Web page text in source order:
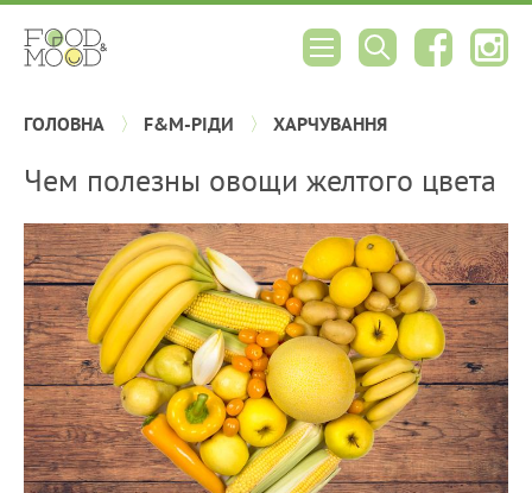
ГОЛОВНА F&M-РІДИ ХАРЧУВАННЯ
Чем полезны овощи желтого цвета